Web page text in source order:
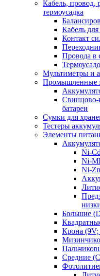
Кабель, провод,
термоусадка
Кабель
Контакт
Провода в
Мультиметры и
Промышленные
Свинцово-
батареи
Сумки для
Тестеры
Элементы
Ni-
Ni-
Ni-
Большие
Крона (9V;
Средние